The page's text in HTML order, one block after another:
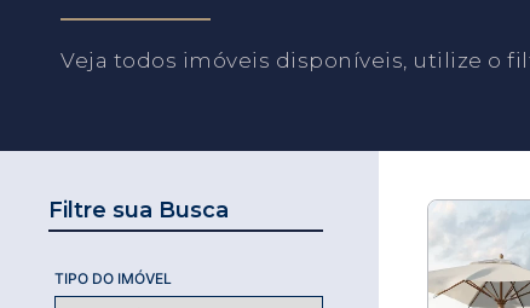
Veja todos imóveis disponíveis, utilize o
Filtre sua Busca
TIPO DO IMÓVEL